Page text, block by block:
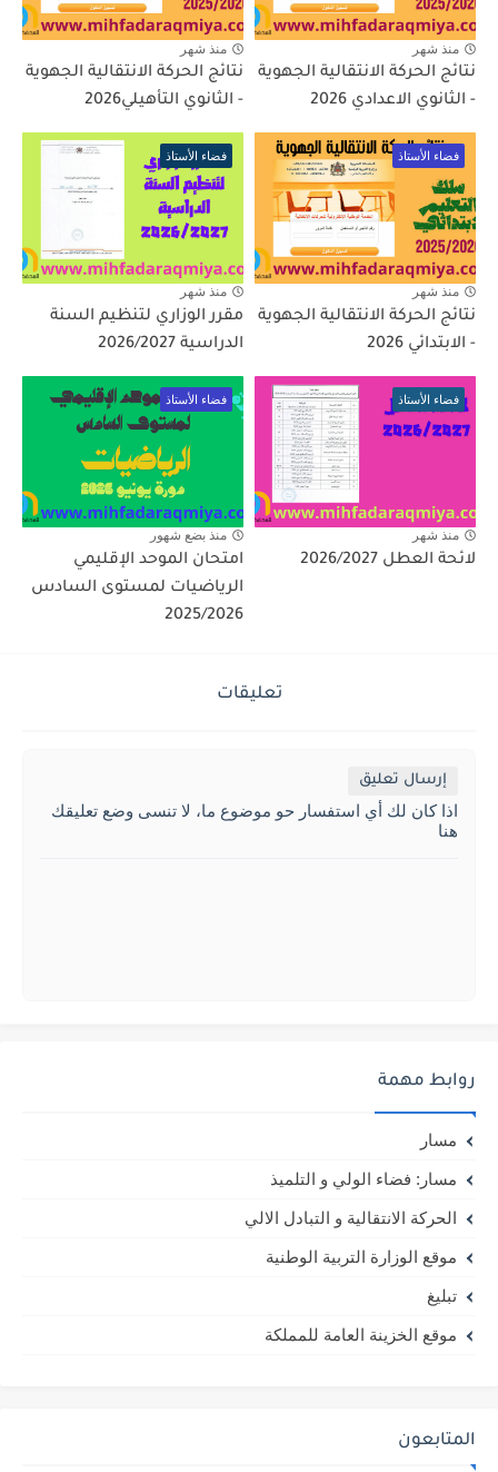
منذ شهر
نتائج الحركة الانتقالية الجهوية
- الثانوي الاعدادي 2026
منذ شهر
نتائج الحركة الانتقالية الجهوية
- الثانوي التأهيلي2026
فضاء الأستاذ
منذ شهر
نتائج الحركة الانتقالية الجهوية
- الابتدائي 2026
فضاء الأستاذ
منذ شهر
مقرر الوزاري لتنظيم السنة
الدراسية 2026/2027
فضاء الأستاذ
منذ شهر
لائحة العطل 2026/2027
فضاء الأستاذ
منذ بضع شهور
امتحان الموحد الإقليمي
الرياضيات لمستوى السادس
2025/2026
تعليقات
إرسال تعليق
اذا كان لك أي استفسار حو موضوع ما، لا تنسى وضع تعليقك
هنا
روابط مهمة
مسار
مسار: فضاء الولي و التلميذ
الحركة الانتقالية و التبادل الالي
موقع الوزارة التربية الوطنية
تبليغ
موقع الخزينة العامة للمملكة
المتابعون